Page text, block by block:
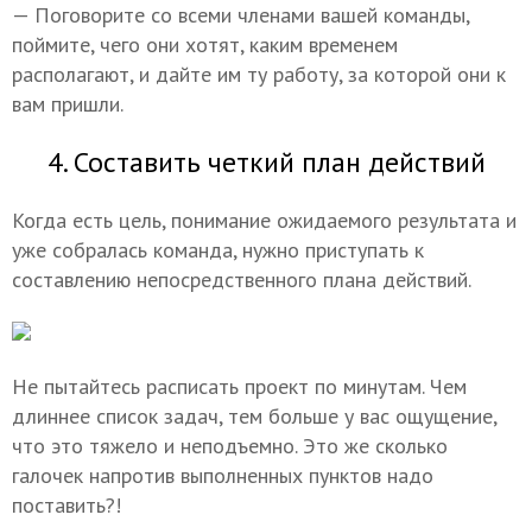
— Поговорите со всеми членами вашей команды,
поймите, чего они хотят, каким временем
располагают, и дайте им ту работу, за которой они к
вам пришли.
4. Составить четкий план действий
Когда есть цель, понимание ожидаемого результата и
уже собралась команда, нужно приступать к
составлению непосредственного плана действий.
Не пытайтесь расписать проект по минутам. Чем
длиннее список задач, тем больше у вас ощущение,
что это тяжело и неподъемно. Это же сколько
галочек напротив выполненных пунктов надо
поставить?!